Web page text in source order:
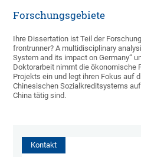
Forschungsgebiete
Ihre Dissertation ist Teil der
frontrunner? A multidisciplinary
System and its impact on Germany“
Doktorarbeit nimmt die ökonomische
Projekts ein und legt ihren Fokus auf
Chinesischen Sozialkreditsystems
China tätig sind.
Kontakt